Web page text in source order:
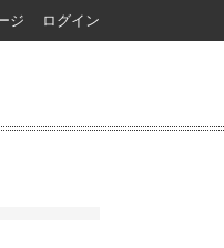
ジ ログイン